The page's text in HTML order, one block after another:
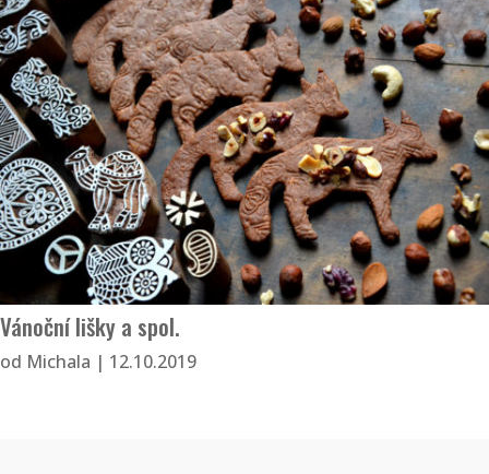
Vánoční lišky a spol.
od Michala | 12.10.2019